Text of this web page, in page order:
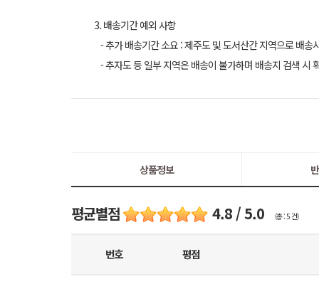
3. 배송기간 예외 사항
- 추가 배송기간 소요 : 제주도 및 도서산간 지역으로 배
- 추자도 등 일부 지역은 배송이 불가하며 배송지 검색 시
상품정보
평균별점 4.8 / 5.0 (총 : 5 건)
번호 평점